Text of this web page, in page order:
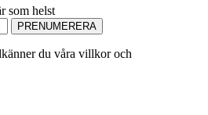
som helst
PRENUMERERA
du våra villkor och